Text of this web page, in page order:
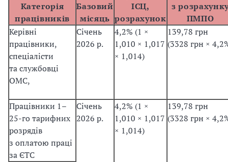
Категорія
працівників
Базовий
місяць
ІСЦ,
розрахунок
з
ПМПО
Керівні
працівники,
спеціалісти
та службовці
ОМС,
Січень
2026 р.
4,2% (1 ×
1,010 × 1,017
× 1,014)
139,78 грн
(3328 грн ×
Працівники 1–
25-го тарифних
розрядів
з оплатою праці
за ЄТС
Січень
2026 р.
4,2% (1 ×
1,010 × 1,017
× 1,014)
139,78 грн
(3328 грн ×